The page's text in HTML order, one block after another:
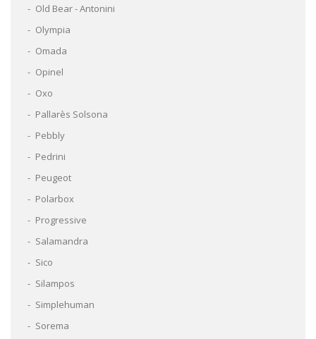
Old Bear - Antonini
Olympia
Omada
Opinel
Oxo
Pallarès Solsona
Pebbly
Pedrini
Peugeot
Polarbox
Progressive
Salamandra
Sico
Silampos
Simplehuman
Sorema